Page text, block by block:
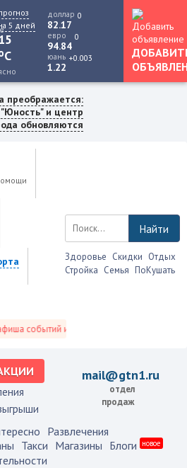
5 дней
C
доллар
82.17
0
евро
94.84
0
юань
1.22
+0.003
преображается:
"Юность" и центр
обновляются
событий и не только это.
Найти
Здоровье Скидки Отдых
Стройка Семья ПоКушать
mail@gtn1.ru
отдел
продаж
Развлечения
Такси Магазины Блоги новое